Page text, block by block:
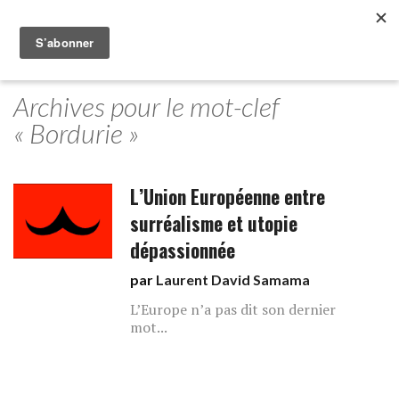
Archives pour le mot-clef
« Bordurie »
L’Union Européenne entre
surréalisme et utopie
dépassionnée
par Laurent David Samama
L’Europe n’a pas dit son dernier
mot...